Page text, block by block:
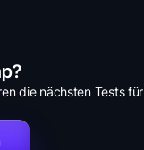
die nächsten Tests für